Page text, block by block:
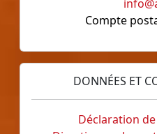
Compte
DONNÉES ET
Déclaration